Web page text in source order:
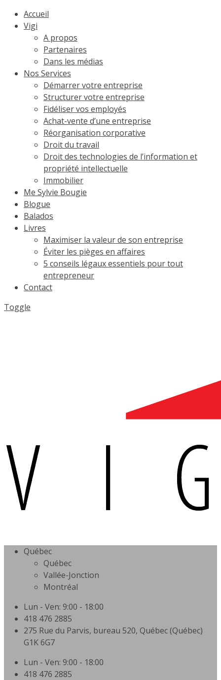
Accueil
Vigi
A propos
Partenaires
Dans les médias
Nos Services
Démarrer votre entreprise
Structurer votre entreprise
Fidéliser vos employés
Achat-vente d’une entreprise
Réorganisation corporative
Droit du travail
Droit des technologies de l’information et
propriété intellectuelle
Immobilier
Me Sylvie Bougie
Blogue
Balados
Livres
Maximiser la valeur de son entreprise
Éviter les pièges en affaires
5 conseils légaux essentiels pour tout
entrepreneur
Contact
Toggle
Québec
Québec
Vallée-Jonction
Montréal
Lun - Ven: 9:00 - 18:00
418 476 2885
275 Rue du Parvis, bureau 520, Québec (Québec)
G1K 6G7
Lun - Ven: 9:00 - 18:00
418 476 2885